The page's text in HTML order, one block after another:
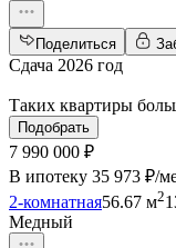
Поделиться
Сдача 2026 год
Таких квартиры
Подобрать
7 990 000 ₽
В ипотеку 35 973 ₽/
2-комнатная56.67 м2
Медный